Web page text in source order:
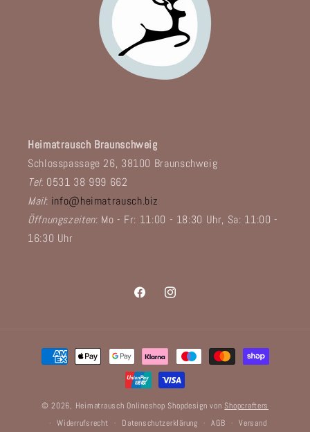
Heimatrausch Braunschweig
Schlosspassage 26, 38100 Braunschweig
Tel: 0531 38 999 662
Mail: info@heimatrausch.biz
Öffnungszeiten: Mo - Fr: 11:00 - 18:30 Uhr, Sa: 11:00 -
16:30 Uhr
FacebookInstagram
Zahlungsmethoden
© 2026, Heimatrausch Onlineshop Shopdesign von Shopcrafters
Widerrufsrecht
Datenschutzerklärung AGB Versand